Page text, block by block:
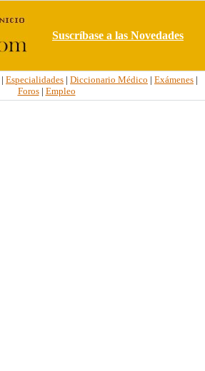
Suscríbase a las Novedades
| Especialidades | Diccionario Médico | Exámenes |
Foros| Empleo